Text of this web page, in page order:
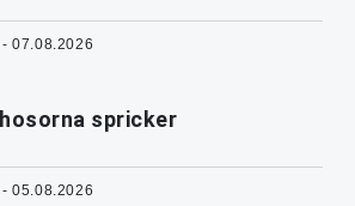
07.08.2026
spricker
05.08.2026